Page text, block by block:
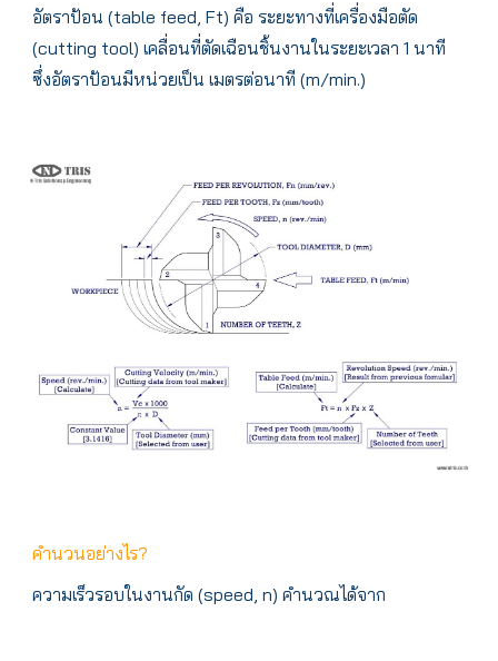
อัตราป้อน (table feed, Ft) คือ ระยะทางที่เครื่องมือตัด
(cutting tool) เคลื่อนที่ตัดเฉือนชิ้นงานในระยะเวลา 1 นาที
ซึ่งอัตราป้อนมีหน่วยเป็น เมตรต่อนาที (m/min.)
คำนวนอย่างไร?
ความเร็วรอบในงานกัด (speed, n) คำนวณได้จาก